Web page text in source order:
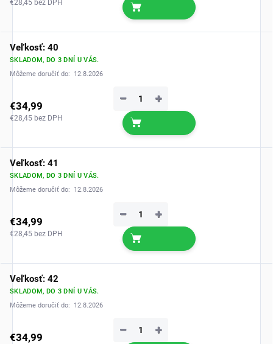
€28,45 bez DPH
Veľkosť: 40
SKLADOM, DO 3 DNÍ U VÁS.
Môžeme doručiť do:
12.8.2026
€34,99
€28,45 bez DPH
+
−
Veľkosť: 41
SKLADOM, DO 3 DNÍ U VÁS.
Môžeme doručiť do:
12.8.2026
€34,99
€28,45 bez DPH
+
−
Veľkosť: 42
SKLADOM, DO 3 DNÍ U VÁS.
Môžeme doručiť do:
12.8.2026
€34,99 +
−